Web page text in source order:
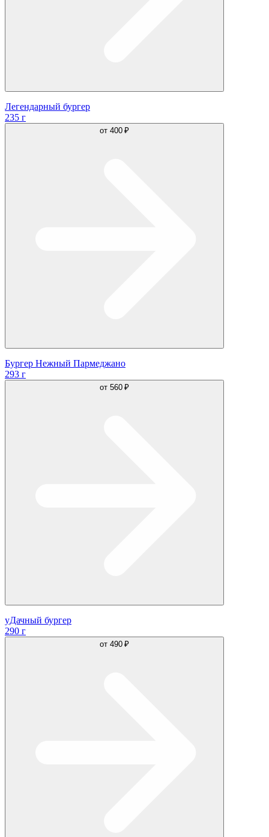
Легендарный бургер
235 г
от 400 ₽
Бургер Нежный Пармеджано
293 г
от 560 ₽
уДачный бургер
290 г
от 490 ₽